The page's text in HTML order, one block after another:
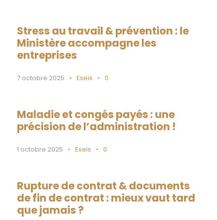
Stress au travail & prévention : le
Ministère accompagne les
entreprises
7 octobre 2025 • Eseïs • 0
Maladie et congés payés : une
précision de l’administration !
1 octobre 2025 • Eseïs • 0
Rupture de contrat & documents
de fin de contrat : mieux vaut tard
que jamais ?